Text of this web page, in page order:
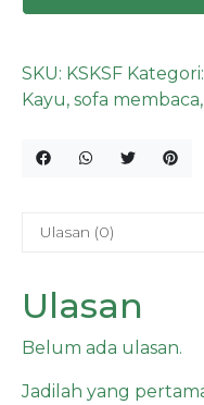
SKU: KSKSF Kategori:
Kayu, sofa membaca,
Ulasan (0)
Ulasan
Belum ada ulasan.
Jadilah yang